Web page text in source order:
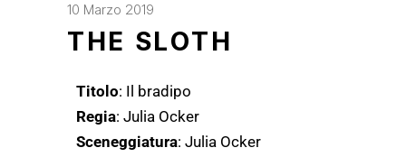
10 Marzo 2019
THE SLOTH
Titolo: Il bradipo
Regia: Julia Ocker
Sceneggiatura: Julia Ocker